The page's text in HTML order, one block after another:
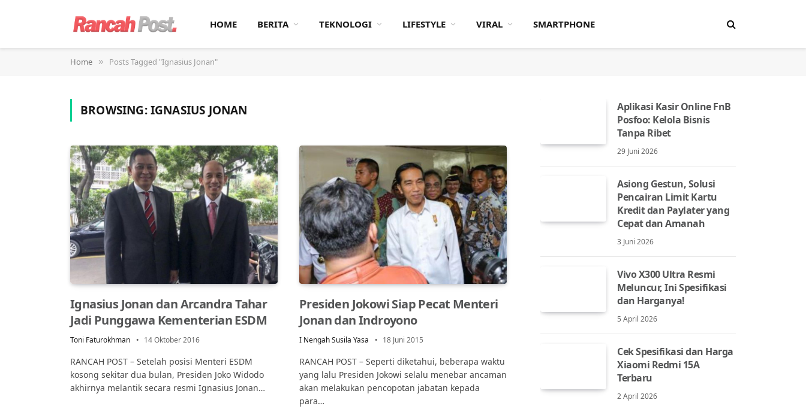
HOME BERITA TEKNOLOGI LIFESTYLE VIRAL SMARTPHONE
Home » Posts Tagged "Ignasius Jonan"
BROWSING:IGNASIUS JONAN
Ignasius Jonan dan Arcandra Tahar
Jadi Punggawa Kementerian ESDM
Toni Faturokhman 14 Oktober 2016
RANCAH POST – Setelah posisi Menteri ESDM
kosong sekitar dua bulan, Presiden Joko Widodo
akhirnya melantik secara resmi Ignasius Jonan…
Presiden Jokowi Siap Pecat Menteri
Jonan dan Indroyono
I Nengah Susila Yasa 18 Juni 2015
RANCAH POST – Seperti diketahui, beberapa waktu
yang lalu Presiden Jokowi selalu menebar ancaman
akan melakukan pencopotan jabatan kepada
para…
Aplikasi Kasir Online FnB
Posfoo: Kelola Bisnis
Tanpa Ribet
29 Juni 2026
Asiong Gestun, Solusi
Pencairan Limit Kartu
Kredit dan Paylater yang
Cepat dan Amanah
3 Juni 2026
Vivo X300 Ultra Resmi
Meluncur, Ini Spesifikasi
dan Harganya!
5 April 2026
Cek Spesifikasi dan Harga
Xiaomi Redmi 15A
Terbaru
2 April 2026